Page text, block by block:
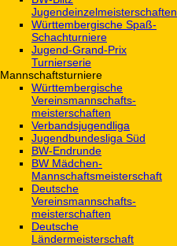
Jugendeinzelmeisterschaften
Württembergische Spaß-
Schachturniere
Jugend-Grand-Prix
Turnierserie
Mannschaftsturniere
Württembergische
Vereinsmannschafts-
meisterschaften
Verbandsjugendliga
Jugendbundesliga Süd
BW-Endrunde
BW Mädchen-
Mannschaftsmeisterschaft
Deutsche
Vereinsmannschafts-
meisterschaften
Deutsche
Ländermeisterschaft